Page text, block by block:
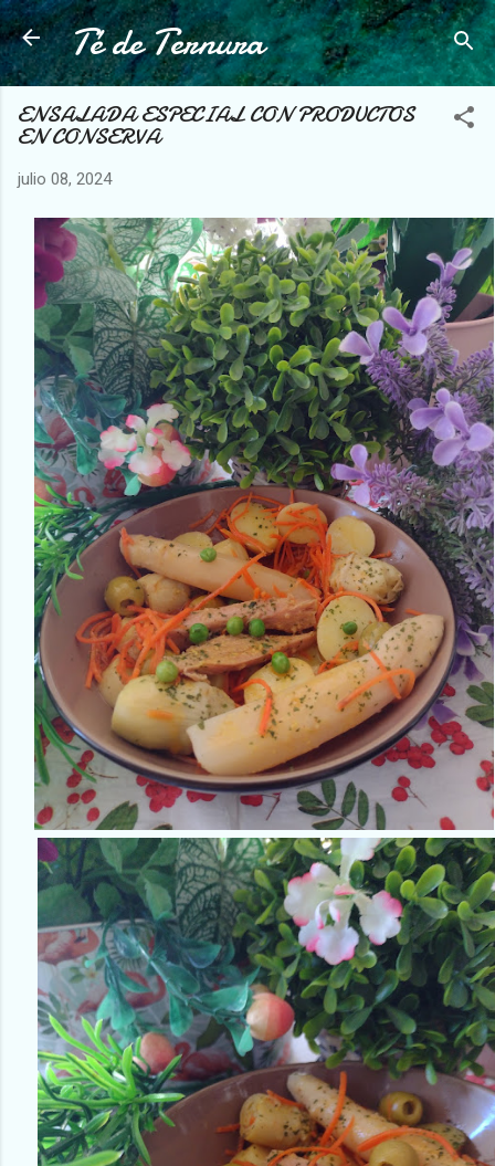
Ir al contenido principal
Té de Ternura
ENSALADA ESPECIAL CON PRODUCTOS
EN CONSERVA
julio 08, 2024